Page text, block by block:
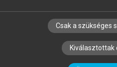
SZERZŐKNEK CÉGEKNEK
SZERKESZTÉSI ÉS
Csak a szükséges
Kiválasztottak